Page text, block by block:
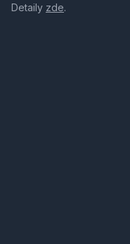
Detaily zde.